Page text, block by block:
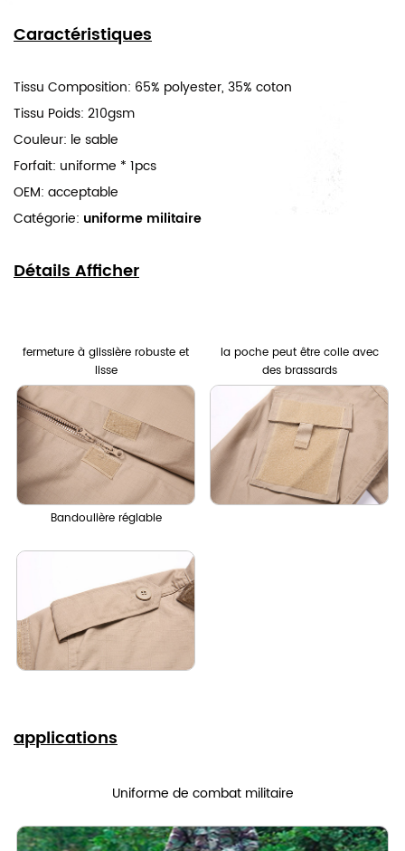
Caractéristiques
Tissu Composition: 65% polyester, 35% coton
Tissu Poids: 210gsm
Couleur: le sable
Forfait: uniforme * 1pcs
OEM: acceptable
Catégorie: uniforme militaire
Détails Afficher
fermeture à glissière robuste et
lisse
la poche peut être colle avec
des brassards
Bandoulière réglable
applications
Uniforme de combat militaire